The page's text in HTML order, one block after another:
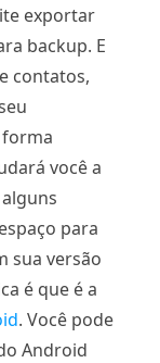
exportar
backup. E
contatos,
você a
para
sua versão
é que é a
. Você pode
Android